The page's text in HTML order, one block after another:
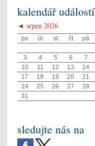
kalendář událostí
◄ srpen 2026
po út st čt pá
3
4 5 6 7
10
11 12 13 14
17
18 19 20 21
24
25 26 27 28
31
sledujte nás na